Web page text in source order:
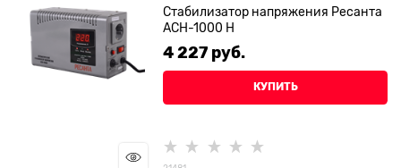
Стабилизатор напряжения Ресанта
АСН-1000 Н
4 227 руб.
КУПИТЬ